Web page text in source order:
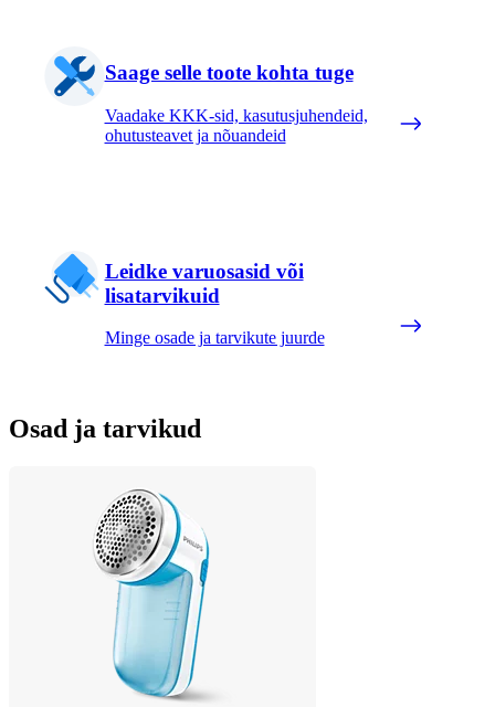
Saage selle toote kohta tuge
Vaadake KKK-sid, kasutusjuhendeid,
ohutusteavet ja nõuandeid
Leidke varuosasid või
lisatarvikuid
Minge osade ja tarvikute juurde
Osad ja tarvikud